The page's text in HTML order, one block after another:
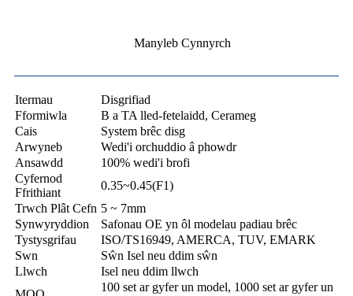
Manyleb Cynnyrch
Itermau
Disgrifiad
Fformiwla
B a TA lled-fetelaidd, Cerameg
Cais
System brêc disg
Arwyneb
Wedi'i orchuddio â phowdr
Ansawdd
100% wedi'i brofi
Cyfernod
Ffrithiant
0.35~0.45(F1)
Trwch Plât Cefn 5 ~ 7mm
Synwyryddion
Safonau OE yn ôl modelau padiau brêc
Tystysgrifau
ISO/TS16949, AMERCA, TUV, EMARK
Swn
Sŵn Isel neu ddim sŵn
Llwch
Isel neu ddim llwch
100 set ar gyfer un model, 1000 set ar gyfer un